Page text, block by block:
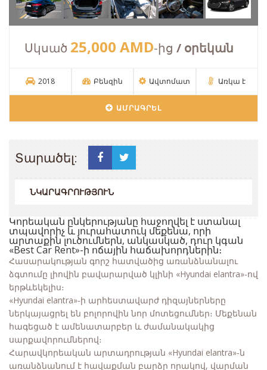
Սկսած 25,000 AMD-ից / օրեկան
2018 Բենզին Ավտոմատ Առկա է
ԱՄՐԱԳՐԵԼ
Տարածել:
ՆԿԱՐԱԳՐՈՒԹՅՈՒՆ
Կորեական ընկերությանը հաջողվել է ստանալ
տպավորիչ և յուրահատուկ մեքենա, որի
արտաքին լուծումներն, անկասկած, դուր կգան
«Best Car Rent»-ի ոճային հաճախորդներին։
Հասարակության գորշ հատվածից առանձնանալու
ձգտումը լիովին բավարարված կլինի «Hyundai elantra»-ով
երթևեկելիս։
«Hyundai elantra»-ի արհեստավարժ դիզայներները
ներկայացրել են բոլորովին նոր մոտեցումներ։ Մեքենան
հագեցած է ամենատարբեր և ժամանակակից
սարքավորումներով։
Հարավկորեական արտադրության «Hyundai elantra»-ն
առանձնանում է հավաքման բարձր որակով, վարման